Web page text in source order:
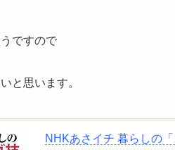
ですので
と思います。
NHKあさイチ 暮らしの